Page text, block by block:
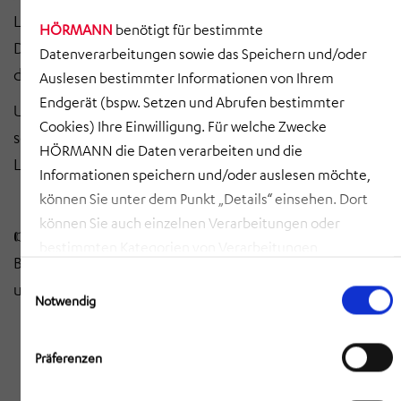
HÖRMANN benötigt für bestimmte
Datenverarbeitungen sowie das Speichern und/oder
Auslesen bestimmter Informationen von Ihrem
Endgerät (bspw. Setzen und Abrufen bestimmter
Cookies) Ihre Einwilligung. Für welche Zwecke
HÖRMANN die Daten verarbeiten und die
Informationen speichern und/oder auslesen möchte,
können Sie unter dem Punkt „Details“ einsehen. Dort
können Sie auch einzelnen Verarbeitungen oder
Sie ein, dass HÖRMANN alle der erläuterten
Informationen speichern sowie auslesen und damit
zusammenhängende Datenverarbeitungen vornehmen
darf, die nicht ohnehin unbedingt erforderlich sind,
Notwendig
Präferenzen
Laserscanswerden zukünftig Standard. Doch:
Datenverfügbarkeit, Schnittstellen und Akzeptanz bei
den Beteiligtenbleiben Herausforderungen.
Unser Ziel:Die Brücke zwischen Theorie und Praxis zu
schlagen – durch anwendbare, praxisnahe digitale
Lösungen für Bauprojekte.
👉
Wie sehen Sie die Zukunft der Digitalisierung in der
Baubranche? Kontaktieren Sie uns gern und lassen Sie
uns ins Gespräch kommen!